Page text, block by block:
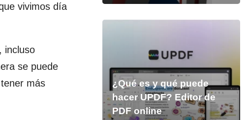
vivimos día
incluso
se puede
más
¿Qué es y qué puede
hacer UPDF? Editor de
PDF online